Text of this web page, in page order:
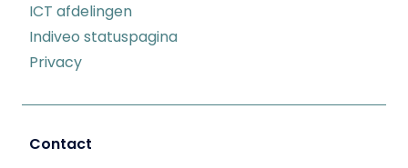
ICT afdelingen
Indiveo statuspagina
Privacy
Contact